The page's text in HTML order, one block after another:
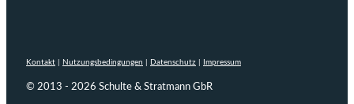
Kontakt Nutzungsbedingungen Datenschutz Impressum
© 2013 - 2026 Schulte & Stratmann GbR